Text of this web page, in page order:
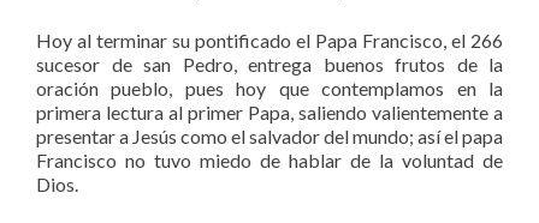
Hoy al terminar su pontificado el Papa Francisco, el 266
sucesor de san Pedro, entrega buenos frutos de la
oración pueblo, pues hoy que contemplamos en la
primera lectura al primer Papa, saliendo valientemente a
presentar a Jesús como el salvador del mundo; así el papa
Francisco no tuvo miedo de hablar de la voluntad de
Dios.